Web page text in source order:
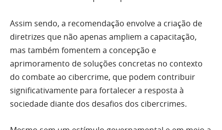
Assim sendo, a recomendação envolve a criação de
diretrizes que não apenas ampliem a capacitação,
mas também fomentem a concepção e
aprimoramento de soluções concretas no contexto
do combate ao cibercrime, que podem contribuir
significativamente para fortalecer a resposta à
sociedade diante dos desafios dos cibercrimes.